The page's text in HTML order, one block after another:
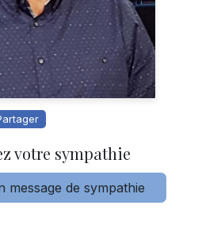
votre sympathie
message de sympathie